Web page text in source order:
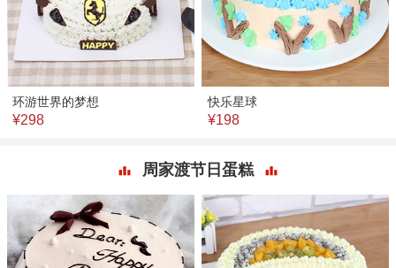
环游世界的梦想
¥298
快乐星球
¥198
周家渡节日蛋糕